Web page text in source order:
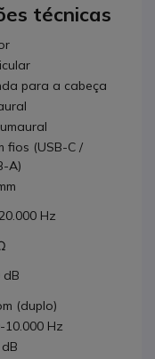
técnicas
para a cabeça
fios (USB-C /
A)
Hz
dB
(duplo)
10.000 Hz